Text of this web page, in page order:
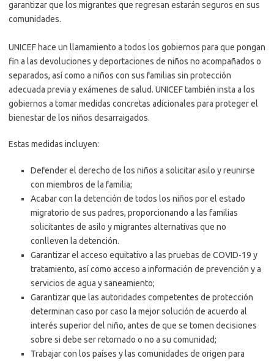
garantizar que los migrantes que regresan estarán seguros en sus
comunidades.
UNICEF hace un llamamiento a todos los gobiernos para que pongan
fin a las devoluciones y deportaciones de niños no acompañados o
separados, así como a niños con sus familias sin protección
adecuada previa y exámenes de salud. UNICEF también insta a los
gobiernos a tomar medidas concretas adicionales para proteger el
bienestar de los niños desarraigados.
Estas medidas incluyen:
Defender el derecho de los niños a solicitar asilo y reunirse
con miembros de la familia;
Acabar con la detención de todos los niños por el estado
migratorio de sus padres, proporcionando a las familias
solicitantes de asilo y migrantes alternativas que no
conlleven la detención.
Garantizar el acceso equitativo a las pruebas de COVID-19 y
tratamiento, así como acceso a información de prevención y a
servicios de agua y saneamiento;
Garantizar que las autoridades competentes de protección
determinan caso por caso la mejor solución de acuerdo al
interés superior del niño, antes de que se tomen decisiones
sobre si debe ser retornado o no a su comunidad;
Trabajar con los países y las comunidades de origen para